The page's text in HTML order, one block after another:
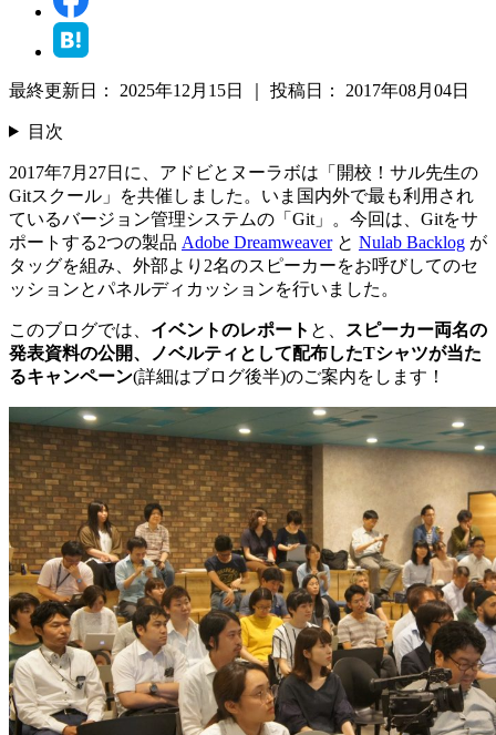
最終更新日： 2025年12月15日 投稿日： 2017年08月04日
目次
2017年7月27日に、アドビとヌーラボは「開校！サル先生の
Gitスクール」を共催しました。いま国内外で最も利用され
ているバージョン管理システムの「Git」。今回は、Gitをサ
ポートする2つの製品 Adobe Dreamweaverと Nulab Backlog が
タッグを組み、外部より2名のスピーカーをお呼びしてのセ
ッションとパネルディカッションを行いました。
このブログでは、 イベントのレポート と、
スピーカー両名の
発表資料の公開、ノベルティとして配布したTシャツが当た
るキャンペーン(詳細はブログ後半)のご案内をします！